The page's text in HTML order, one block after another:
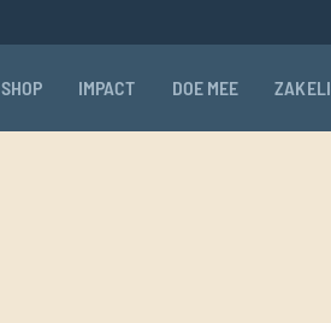
SHOP IMPACT DOE MEE